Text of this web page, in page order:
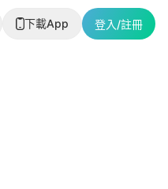
下載App 登入/註冊